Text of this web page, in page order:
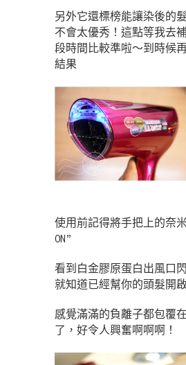
另外它還標榜能讓染後的
不會太優秀！這點等我去
段時間比較準啦～到時候
結果
使用前記得將手把上的奈
ON”
看到白金膠原蛋白出風口
就知道已經幫你的頭髮開
感覺滿滿的負離子都包覆
了，好令人興奮啊啊啊！